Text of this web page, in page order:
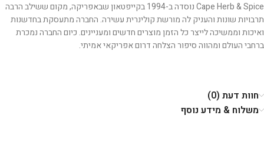
Cape Herb & Spice נוסדה ב-1994 בקייפטאון שבאפריקה, מקום ששילב הרבה
תרבויות שונות והעניק לה מורשת קולינרית עשירה. החברה מתעסקת בחדשנות
ואיכות וממשיכה לייצר כל הזמן מוצרים חדשים ומעניינים. כיום החברה נמכרת
ברחבי העולם ומהווה סיפור הצלחה דרום אפריקאי אמיתי.
חוות דעת (0)
משלוח & מידע נוסף